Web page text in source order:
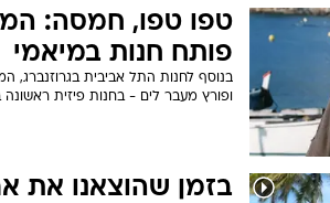
טפו טפו, חמסה:
פותח חנות במיאמי
בנוסף לחנות התל אביבית בגרוזנברג,
ופורץ מעבר לים - בחנות פיזית
בזמן שהוצאנו את